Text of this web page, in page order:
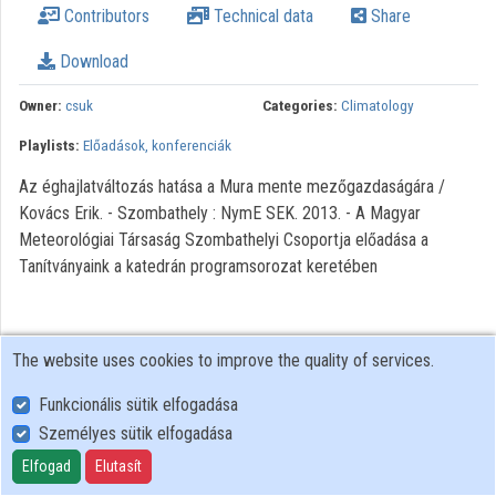
Organization playlists
Organizations
Contributors
Contributors Technical data Share
Download
Owner: csuk Categories: Climatology
Playlists: Előadások, konferenciák
Az éghajlatváltozás hatása a Mura mente mezőgazdaságára /
Kovács Erik. - Szombathely : NymE SEK. 2013. - A Magyar
Meteorológiai Társaság Szombathelyi Csoportja előadása a
Tanítványaink a katedrán programsorozat keretében
User Policy
Adatkezelési tájékoztató (en)
Cookie Policy
The website uses cookies to improve the quality of services.
Funkcionális sütik elfogadása
Személyes sütik elfogadása
Elfogad Elutasít